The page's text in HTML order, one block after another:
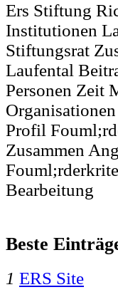
Ers Stiftung
Institutionen
Stiftungsrat
Laufental
Personen Zeit
Profil
Zusammen
Bearbeitung
Beste
1 ERS Site